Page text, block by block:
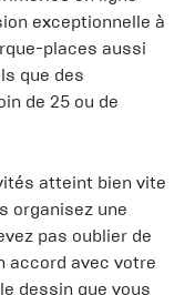
exceptionnelle à
places aussi
que des
de 25 ou de
atteint bien vite
organisez une
pas oublier de
accord avec votre
dessin que vous